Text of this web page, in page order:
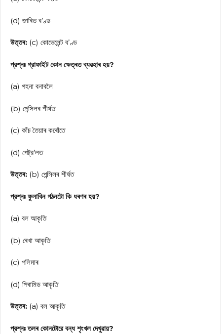
(d) জাৰিত ব’ণ্ড
উত্তৰ: (c) কোভেলেন্ট ব’ণ্ড
প্রশ্নঃ গ্রাফাইট কোন ক্ষেত্ৰত ব্যৱহাৰ হয়?
(a) গহনা বনাবলৈ
(b) পেন্সিলৰ শীৰ্ষত
(c) কাঁচ তৈয়াৰ কৰোঁতে
(d) পেট্র’লত
উত্তৰ: (b) পেন্সিলৰ শীৰ্ষত
প্রশ্নঃ ফুলাবিন গঠনটো কি ধৰণৰ হয়?
(a) বল আকৃতি
(b) ৰেখা আকৃতি
(c) পলিমাৰ
(d) পিৰামিড আকৃতি
উত্তৰ: (a) বল আকৃতি
প্রশ্নঃ তলৰ কোনটোরে বন্ধ শৃংখল দেখুৱায়?